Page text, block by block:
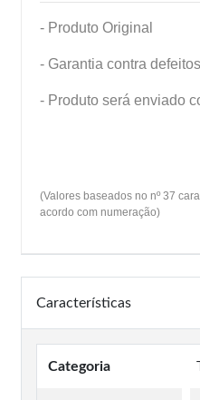
- Produto Original
- Garantia contra
- Produto será enviado
(Valores baseados no nº 37
acordo com numeração)
Características
Categoria